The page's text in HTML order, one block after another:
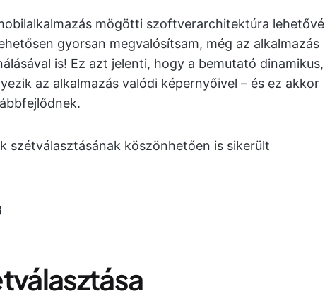
mögötti szoftverarchitektúra lehetővé
gyorsan megvalósítsam, még az alkalmazás
is! Ez azt jelenti, hogy a bemutató dinamikus,
az alkalmazás valódi képernyőivel – és ez akkor
szétválasztásának köszönhetően is sikerült